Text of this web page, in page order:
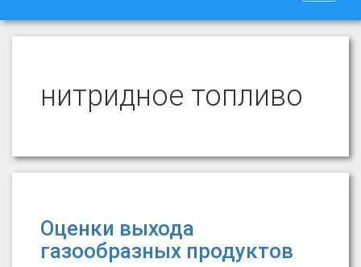
нитридное топливо
Оценки выхода
газообразных продуктов